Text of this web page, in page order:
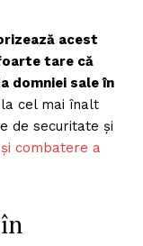
acest
tare că
domniei sale în
la cel mai înalt
de securitate și
combatere a